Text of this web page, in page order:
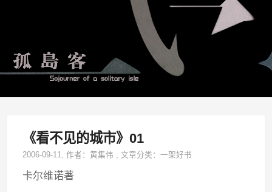
《看不见的城市》01
2006-09-11, 作者：黄集伟 ,文章分类：一架好书
卡尔维诺著